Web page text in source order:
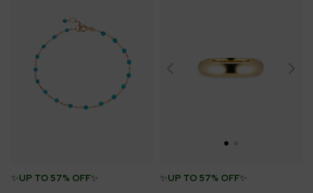
✨UP TO 57% OFF✨
✨UP TO 57% OFF✨